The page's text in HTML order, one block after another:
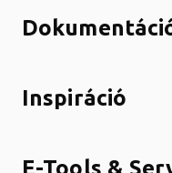
Inspiráció
E-Tools &